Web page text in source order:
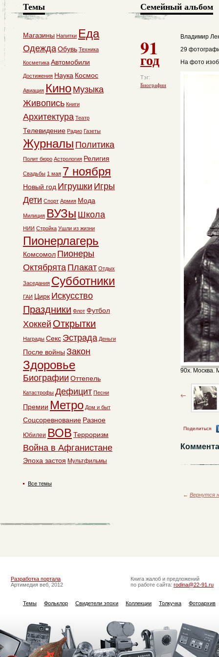
Семейный альбом
91
год
Тэг:
Биографии
Владимир
29
На фото
90х. Москва.
Поделиться
← Вернутся
Темы
Магазины Напитки Еда
ОдеждаОбувь Техника
Косметика Автомобили
Достижения Наука Космос
Авиация Кино Музыка
Живопись Книги
Архитектура Театр
Телевидение Радио Газеты
Журналы Политика
Полит бюро Астрология Религия
Свадьбы 1 мая 7 ноября
Новый год Игрушки Игры
Дети Спорт Армия Мода
Милиция ВУЗы Школа
НИИ Стройка Ушли из жизни
Пионерлагерь
Комсомол Пионеры
Октябрята Плакат Отдых
Заседания Субботники
ГАИ Цирк Искусство
Праздники Флот Футбол
Хоккей Открытки
Награды Секс Эстрада Деньги
После войны Закон
Здоровье
Биографии Оттепель
Катастрофы Дефицит Песни
Премии Метро Дом и быт
Соцсоревнование Разное
Юбилеи ВОВ Терроризм
Война в Афганистане
Эпоха застоя Мультфильмы
Все темы
Разработка портала
Артимедия веб, 2012
Книга жалоб и предложений
по работе сайта: rodina@22-91.ru
Темы Фольклор Свидетели эпохи Коллекции Толкучка Фотоархив